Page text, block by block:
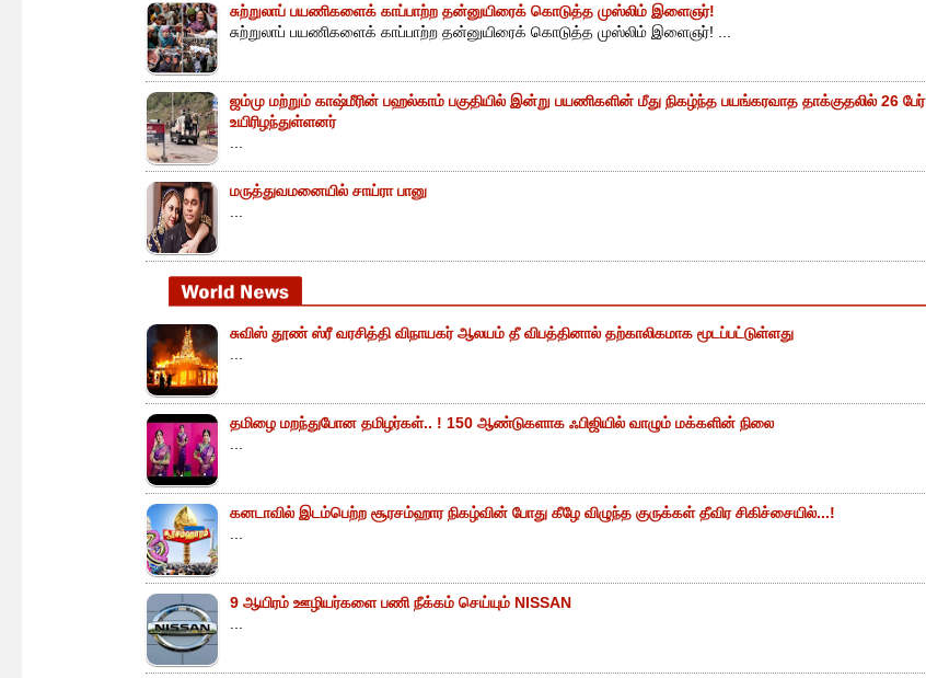
சுற்றுலாப் பயணிகளைக் காப்பாற்ற தன்னுயிரைக் கொடுத்த முஸ்லிம் இளைஞர்!
சுற்றுலாப் பயணிகளைக் காப்பாற்ற தன்னுயிரைக் கொடுத்த முஸ்லிம் இளைஞர்! ...
ஜம்மு மற்றும் காஷ்மீரின் பஹல்காம் பகுதியில் இன்று பயணிகளின் மீது நிகழ்ந்த பயங்கரவாத தாக்குதலில் 26 பேர்
உயிரிழந்துள்ளனர்
மருத்துவமனையில் சாய்ரா பானு
சுவிஸ் தூண் ஸ்ரீ வரசித்தி விநாயகர் ஆலயம் தீ விபத்தினால் தற்காலிகமாக மூடப்பட்டுள்ளது
தமிழை மறந்துபோன தமிழர்கள்.. ! 150 ஆண்டுகளாக ஃபிஜியில் வாழும் மக்களின் நிலை
கனடாவில் இடம்பெற்ற சூரசம்ஹார நிகழ்வின் போது கீழே விழுந்த குருக்கள் தீவிர சிகிச்சையில்...!
9 ஆயிரம் ஊழியர்களை பணி நீக்கம் செய்யும் NISSAN